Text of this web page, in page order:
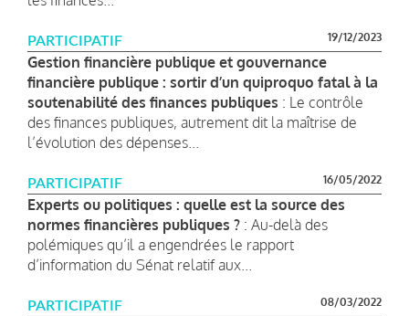
PARTICIPATIF 19/12/2023
Gestion financière publique et gouvernance
financière publique : sortir d’un quiproquo fatal à la
soutenabilité des finances publiques : Le contrôle
des finances publiques, autrement dit la maîtrise de
l’évolution des dépenses...
PARTICIPATIF 16/05/2022
Experts ou politiques : quelle est la source des
normes financières publiques ? : Au-delà des
polémiques qu’il a engendrées le rapport
d’information du Sénat relatif aux...
PARTICIPATIF 08/03/2022